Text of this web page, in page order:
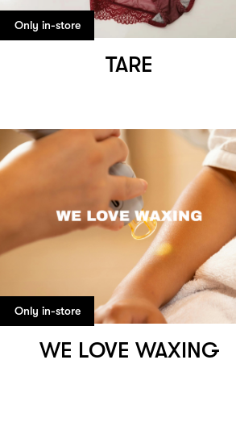
Only in-store
TARE
Only in-store
WE LOVE WAXING